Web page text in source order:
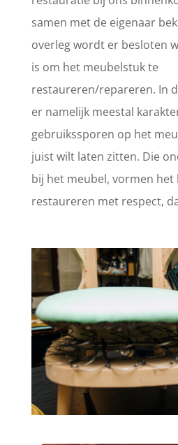
samen met de eigenaar
overleg wordt er besloten
is om het meubelstuk te
restaureren/repareren. In
er namelijk meestal
gebruikssporen op het
juist wilt laten zitten. Die
bij het meubel, vormen het
restaureren met respect,